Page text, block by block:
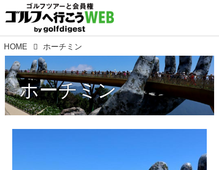
HOME ホーチミン
ホーチミン